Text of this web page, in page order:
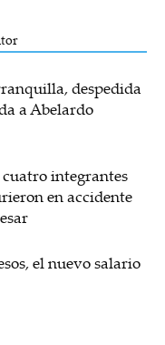
despedida
a Abelardo
integrantes
en accidente
el nuevo salario